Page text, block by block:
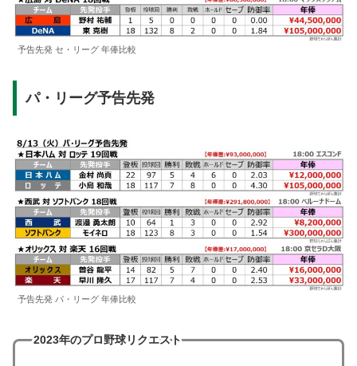
予告先発 セ・リーグ 年俸比較
パ・リーグ予告先発
予告先発 パ・リーグ 年俸比較
2023年のプロ野球リクエスト